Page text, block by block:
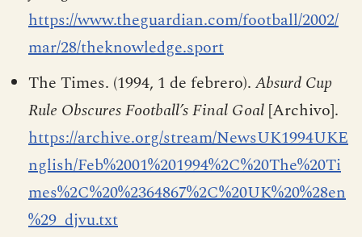
https://www.theguardian.com/football/2002/
mar/28/theknowledge.sport
The Times. (1994, 1 de febrero). Absurd Cup
Rule Obscures Football’s Final Goal [Archivo].
https://archive.org/stream/NewsUK1994UKE
nglish/Feb%2001%201994%2C%20The%20Ti
mes%2C%20%2364867%2C%20UK%20%28en
%29_djvu.txt